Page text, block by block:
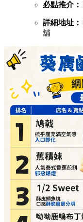
必點推介：
詳細地址：
舖